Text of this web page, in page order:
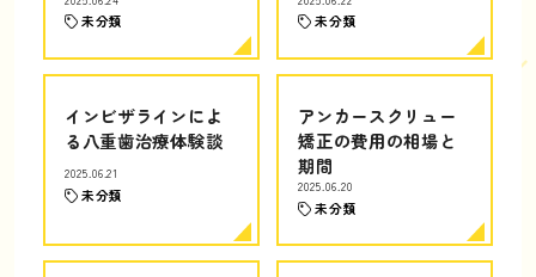
未分類 未分類
インビザラインによ
る八重歯治療体験談
2025.06.21
未分類
アンカースクリュー
矯正の費用の相場と
期間
2025.06.20
未分類